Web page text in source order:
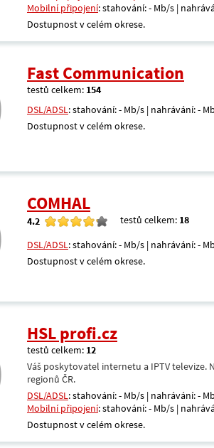
Mobilní připojení: stahování: - Mb/s |
Dostupnost v celém okrese.
Fast Communication
testů celkem: 154
DSL/ADSL: stahování: - Mb/s | nahrávání: -
Dostupnost v celém okrese.
COMHAL
4.2 testů celkem: 18
DSL/ADSL: stahování: - Mb/s | nahrávání: -
Dostupnost v celém okrese.
HSL profi.cz
testů celkem: 12
Váš poskytovatel internetu a IPTV
regionů ČR.
DSL/ADSL: stahování: - Mb/s | nahrávání: -
Mobilní připojení: stahování: - Mb/s |
Dostupnost v celém okrese.